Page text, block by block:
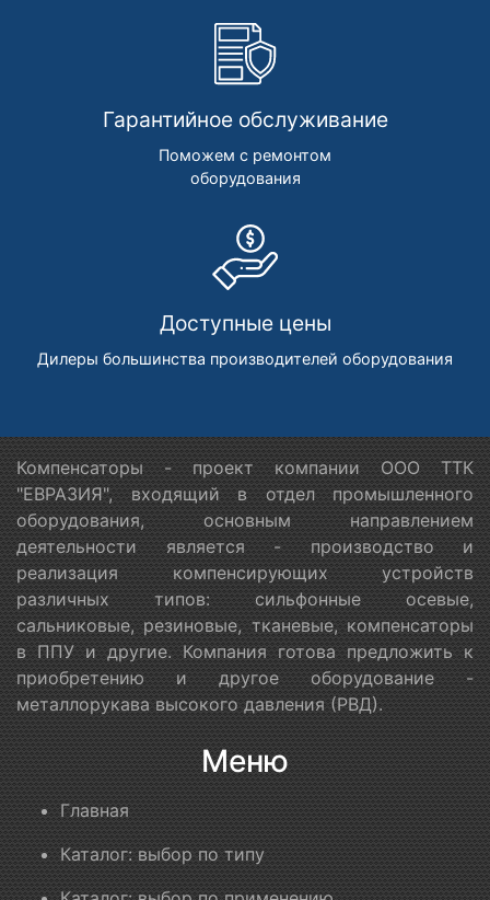
Гарантийное обслуживание
Поможем с ремонтом
оборудования
Доступные цены
Дилеры большинства производителей оборудования
Компенсаторы - проект компании ООО ТТК
"ЕВРАЗИЯ", входящий в отдел промышленного
оборудования, основным направлением
деятельности является - производство и
реализация компенсирующих устройств
различных типов: сильфонные осевые,
сальниковые, резиновые, тканевые, компенсаторы
в ППУ и другие. Компания готова предложить к
приобретению и другое оборудование -
металлорукава высокого давления (РВД).
Меню
Главная
Каталог: выбор по типу